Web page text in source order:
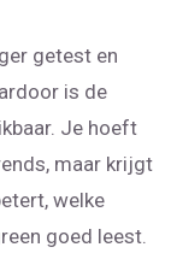
getest en
is de
Je hoeft
maar krijgt
welke
goed leest.